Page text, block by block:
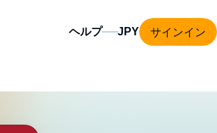
ヘルプ サインイン